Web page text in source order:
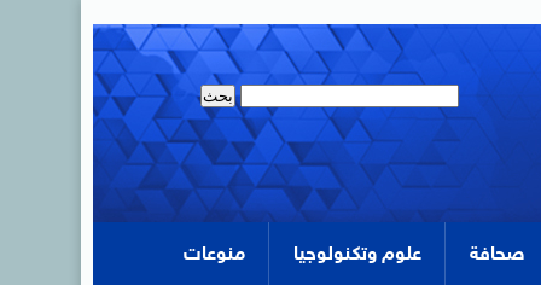
صحافة علوم وتكنولوجيا منوعات